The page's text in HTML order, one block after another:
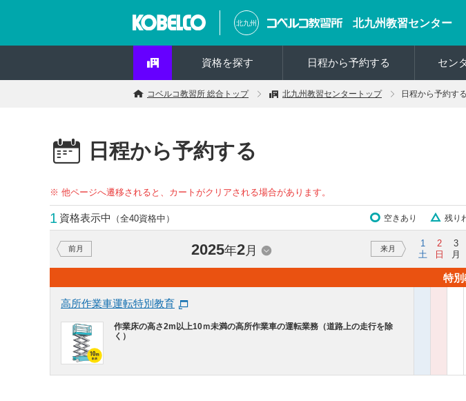
北九州 北九州教習センター
資格を探す 日程から予約する セン
コベルコ教習所 総合トップ 北九州教習センタートップ 日程から予約する
日程から予約する
※ 他ページへ遷移されると、カートがクリアされる場合があります。
1 資格表示中 （全40資格中） 空きあり 残り
前月 2025年2月 来月
1
土
2
日
3
月
特
高所作業車運転特別教育
作業床の高さ2m以上10ｍ未満の高所作業車の運転業務（道路上の走行を除
く）